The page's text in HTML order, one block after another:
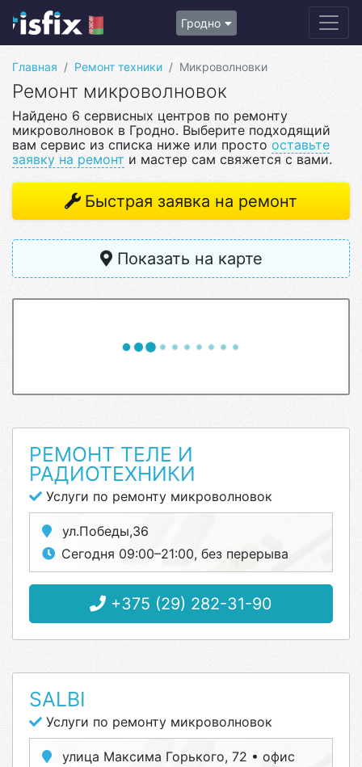
Гродно
Главная Ремонт техники Микроволновки
Ремонт микроволновок
Найдено 6 сервисных центров по ремонту
микроволновок в Гродно. Выберите подходящий
вам сервис из списка ниже или просто оставьте
заявку на ремонт и мастер сам свяжется с вами.
Быстрая заявка на ремонт
Показать на карте
РЕМОНТ ТЕЛЕ И
РАДИОТЕХНИКИ
Услуги по ремонту микроволновок
ул.Победы,36
Сегодня 09:00–21:00, без перерыва
+375 (29) 282-31-90
SALBI
Услуги по ремонту микроволновок
улица Максима Горького, 72 • офис